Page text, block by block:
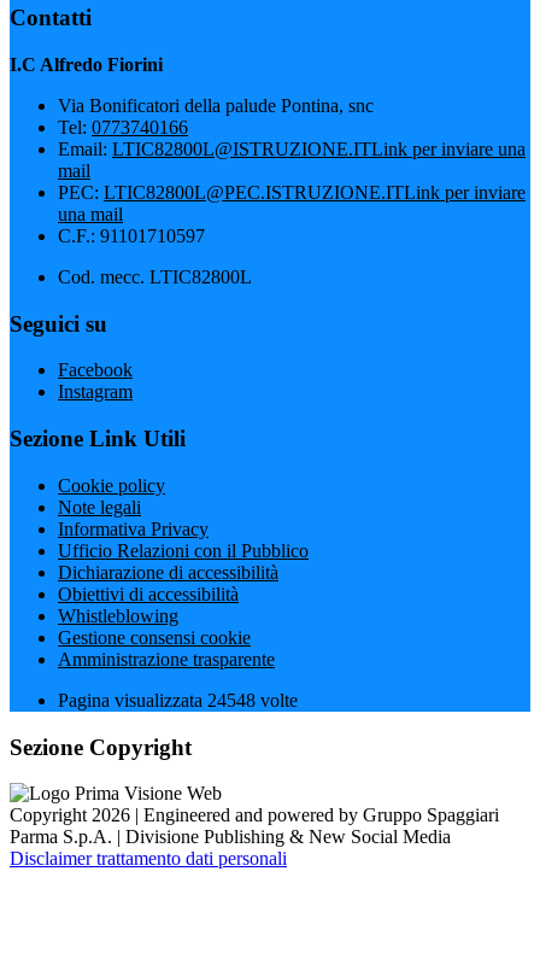
Contatti
I.C Alfredo Fiorini
Via Bonificatori della palude Pontina, snc
Tel: 0773740166
Email: LTIC82800L@ISTRUZIONE.ITLink per inviare una
mail
PEC: LTIC82800L@PEC.ISTRUZIONE.ITLink per inviare
una mail
C.F.: 91101710597
Cod. mecc. LTIC82800L
Seguici su
Facebook
Instagram
Sezione Link Utili
Cookie policy
Note legali
Informativa Privacy
Ufficio Relazioni con il Pubblico
Dichiarazione di accessibilità
Obiettivi di accessibilità
Whistleblowing
Gestione consensi cookie
Amministrazione trasparente
Pagina visualizzata 24548 volte
Sezione Copyright
Copyright 2026 | Engineered and powered by Gruppo Spaggiari
Parma S.p.A. | Divisione Publishing & New Social Media
Disclaimer trattamento dati personali